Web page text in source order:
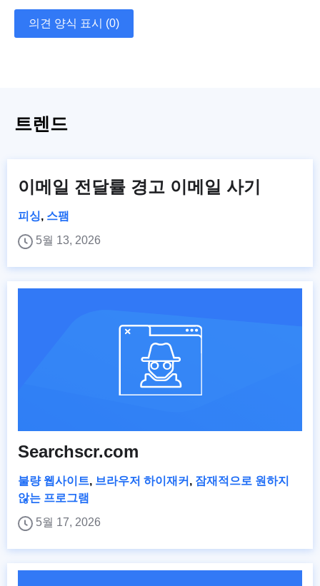
의견 양식 표시 (0)
트렌드
이메일 전달률 경고 이메일 사기
피싱, 스팸
5월 13, 2026
Searchscr.com
불량 웹사이트, 브라우저 하이재커 , 잠재적으로 원하지
않는 프로그램
5월 17, 2026